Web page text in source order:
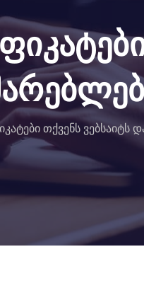
თქვენს ვებსაიტს